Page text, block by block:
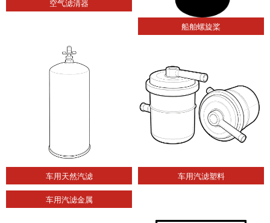
空气滤清器
船舶螺旋桨
车用天然汽滤 车用汽滤塑料
车用汽滤金属